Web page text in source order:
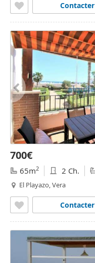
Contacter
700€
65m2 2 Ch.
El Playazo, Vera
Contacter